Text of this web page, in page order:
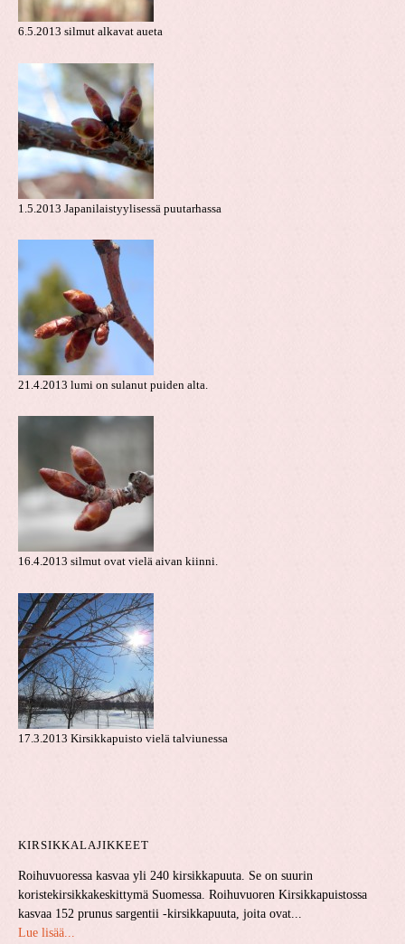
6.5.2013 silmut alkavat aueta
1.5.2013 Japanilaistyylisessä puutarhassa
21.4.2013 lumi on sulanut puiden alta.
16.4.2013 silmut ovat vielä aivan kiinni.
17.3.2013 Kirsikkapuisto vielä talviunessa
KIRSIKKALAJIKKEET
Roihuvuoressa kasvaa yli 240 kirsikkapuuta. Se on suurin
koristekirsikkakeskittymä Suomessa. Roihuvuoren Kirsikkapuistossa
kasvaa 152 prunus sargentii -kirsikkapuuta, joita ovat...
Lue lisää...